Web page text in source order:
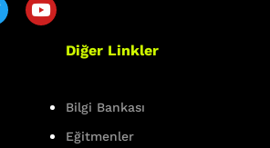
Diğer Linkler
Bilgi Bankası
Eğitmenler